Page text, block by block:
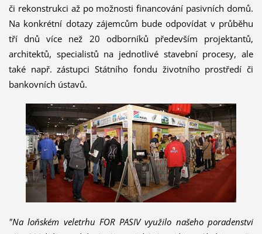
či rekonstrukci až po možnosti financování pasivních domů.
Na konkrétní dotazy zájemcům bude odpovídat v průběhu
tří dnů více než 20 odborníků především projektantů,
architektů, specialistů na jednotlivé stavební procesy, ale
také např. zástupci Státního fondu životního prostředí či
bankovních ústavů.
"Na loňském veletrhu FOR PASIV využilo našeho poradenství